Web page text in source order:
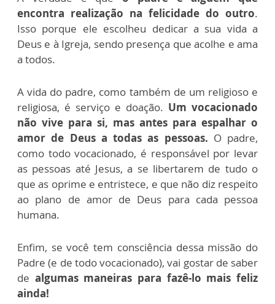
encontra realização na felicidade do outro.
Isso porque ele escolheu dedicar a sua vida a
Deus e à Igreja, sendo presença que acolhe e ama
a todos.
A vida do padre, como também de um religioso e
religiosa, é serviço e doação. Um vocacionado
não vive para si, mas antes para espalhar o
amor de Deus a todas as pessoas. O padre,
como todo vocacionado, é responsável por levar
as pessoas até Jesus, a se libertarem de tudo o
que as oprime e entristece, e que não diz respeito
ao plano de amor de Deus para cada pessoa
humana.
Enfim, se você tem consciência dessa missão do
Padre (e de todo vocacionado), vai gostar de saber
de algumas maneiras para fazê-lo mais feliz
ainda!